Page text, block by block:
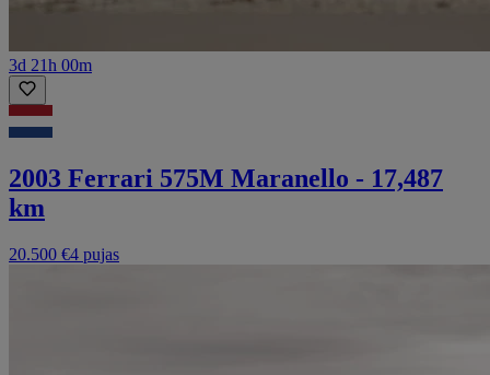
3d 21h 00m
2003 Ferrari 575M Maranello - 17,487
km
20.500 €4 pujas